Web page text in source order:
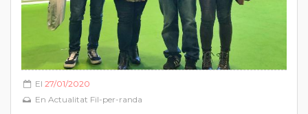
El 27/01/2020
En Actualitat Fil-per-randa